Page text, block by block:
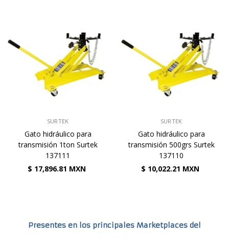
SURTEK
Gato hidráulico para
transmisión 1ton Surtek
137111
$ 17,896.81 MXN
SURTEK
Gato hidráulico para
transmisión 500grs Surtek
137110
$ 10,022.21 MXN
Presentes en los principales Marketplaces del